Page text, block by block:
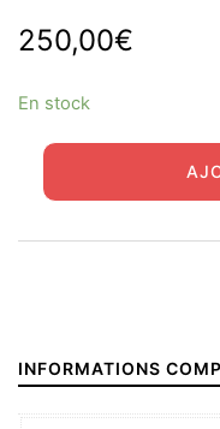
250,00€
En stock
quantité
PLAQUE
ANTENNE
INFORMATIONS